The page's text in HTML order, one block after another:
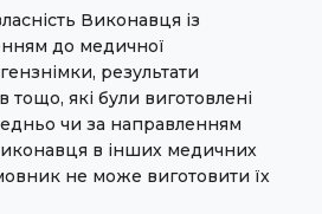
Виконавця із
до медичної
результати
тощо, які були виготовлені
чи за направленням
в інших медичних
не може виготовити їх